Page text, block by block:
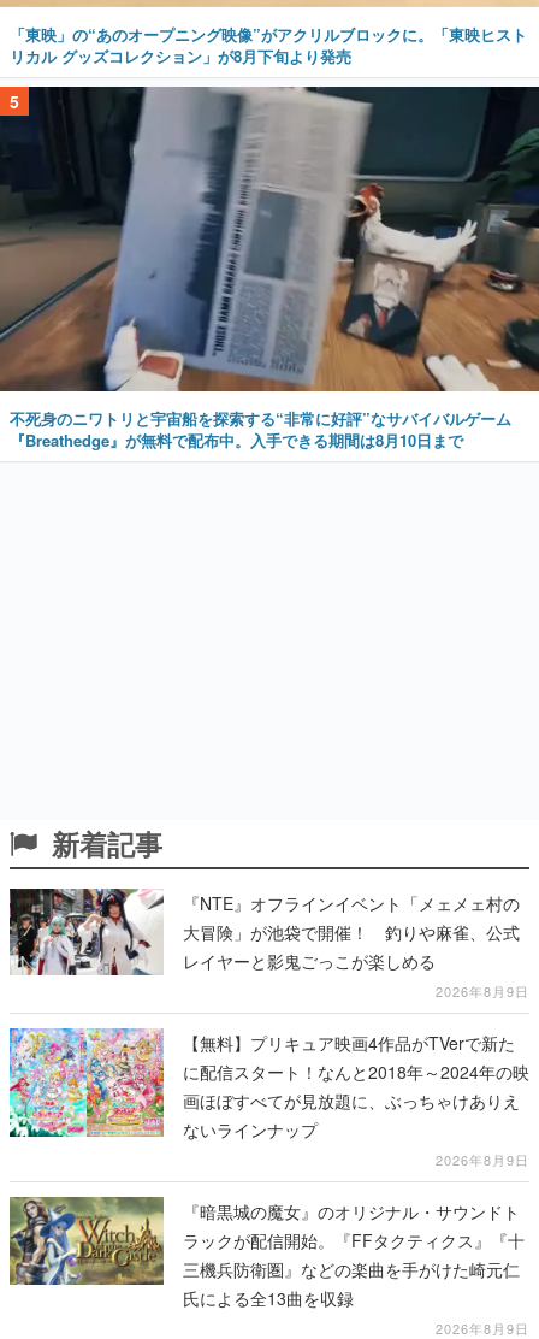
「東映」の“あのオープニング映像”がアクリルブロックに。「東映ヒスト
リカル グッズコレクション」が8月下旬より発売
5
不死身のニワトリと宇宙船を探索する“非常に好評”なサバイバルゲーム
『Breathedge』が無料で配布中。入手できる期間は8月10日まで
新着記事
『NTE』オフラインイベント「メェメェ村の
大冒険」が池袋で開催！ 釣りや麻雀、公式
レイヤーと影鬼ごっこが楽しめる
2026年8月9日
【無料】プリキュア映画4作品がTVerで新た
に配信スタート！なんと2018年～2024年の映
画ほぼすべてが見放題に、ぶっちゃけありえ
ないラインナップ
2026年8月9日
『暗黒城の魔女』のオリジナル・サウンドト
ラックが配信開始。『FFタクティクス』『十
三機兵防衛圏』などの楽曲を手がけた崎元仁
氏による全13曲を収録
2026年8月9日